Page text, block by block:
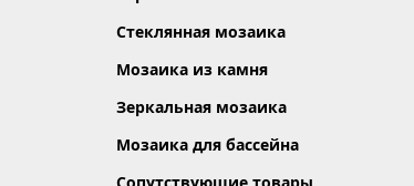
Стеклянная мозаика
Мозаика из камня
Зеркальная мозаика
Мозаика для бассейна